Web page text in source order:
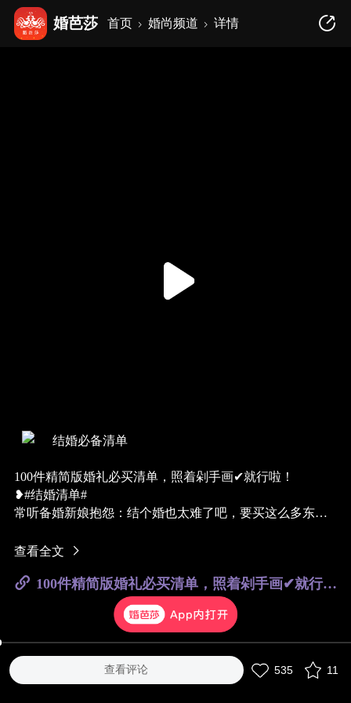
婚芭莎 首页 婚尚频道 详情
结婚必备清单
100件精简版婚礼必买清单，照着剁手画✔就行啦！
❥#结婚清单#
常听备婚新娘抱怨：结个婚也太难了吧，要买这么多东
不上？这份精简版婚礼清单送给你，照着名正言顺的剁手
服装类—新娘、新郎
新娘一般需要三种服装：出门纱、仪式纱（主纱）、敬酒
服，大多新娘会选3-5套。
新郎依据婚礼风格及新娘搭配，准备1-2套。
父母服装，建议准备2套，一套迎宾穿着，一套晚宴穿着。
婚房装饰和必买小物
查看全文
100件精简版婚礼必买清单，照着剁手画✔就行啦！
查看评论 535 11